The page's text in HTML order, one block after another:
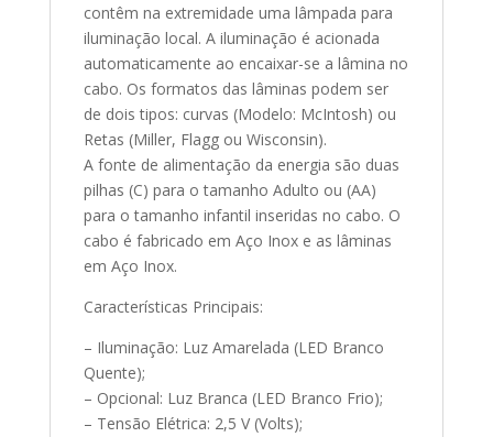
contêm na extremidade uma lâmpada para
iluminação local. A iluminação é acionada
automaticamente ao encaixar-se a lâmina no
cabo. Os formatos das lâminas podem ser
de dois tipos: curvas (Modelo: McIntosh) ou
Retas (Miller, Flagg ou Wisconsin).
A fonte de alimentação da energia são duas
pilhas (C) para o tamanho Adulto ou (AA)
para o tamanho infantil inseridas no cabo. O
cabo é fabricado em Aço Inox e as lâminas
em Aço Inox.
Características Principais:
– Iluminação: Luz Amarelada (LED Branco
Quente);
– Opcional: Luz Branca (LED Branco Frio);
– Tensão Elétrica: 2,5 V (Volts);